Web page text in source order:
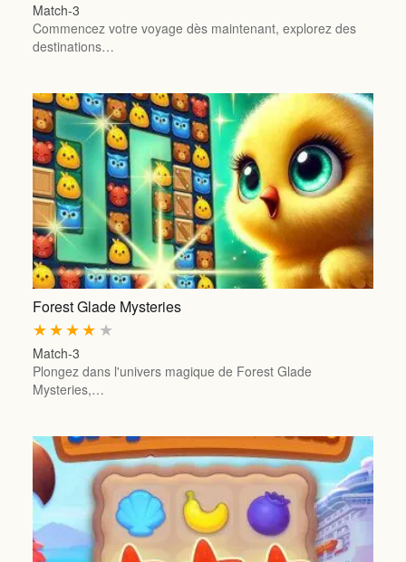
Match-3
Commencez votre voyage dès maintenant, explorez des
destinations…
Forest Glade Mysteries
★
★
★
★
★
Match-3
Plongez dans l'univers magique de Forest Glade
Mysteries,…